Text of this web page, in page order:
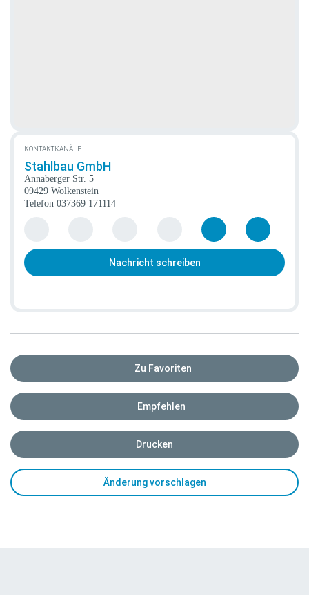
KONTAKTKANÄLE
Stahlbau GmbH
Annaberger Str. 5
09429 Wolkenstein
Telefon 037369 171114
Nachricht schreiben
Zu Favoriten
Empfehlen
Drucken
Änderung vorschlagen